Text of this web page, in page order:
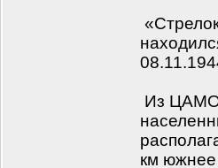
Из ЦАМО:
км южнее